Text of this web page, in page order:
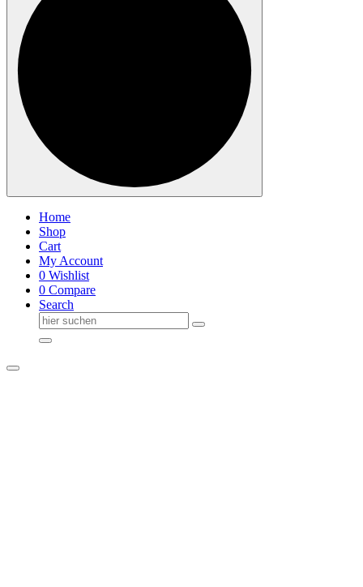
Home
Shop
Cart
My Account
0 Wishlist
0 Compare
Search
Suche
nach: